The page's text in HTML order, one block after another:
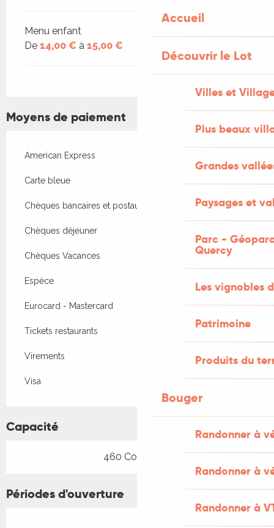
Accueil
Découvrir le Lot
Villes et
Plus beaux
Grandes
Paysages et
Parc -
Quercy
Les vignobles
Patrimoine
Produits du
Bouger
Randonner à
Randonner à
Randonner à
Menu enfant
De 14,00 € à 15,00 €
Moyens de paiement
American Express
Carte bleue
Chèques bancaires et postaux
Chèques déjeuner
Chèques Vacances
Espèce
Eurocard - Mastercard
Tickets restaurants
Virements
Visa
Capacité
460 Couvert(s)
Périodes d'ouverture